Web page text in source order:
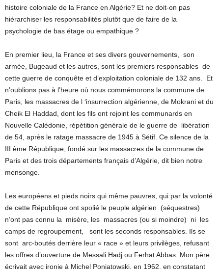
histoire coloniale de la France en Algérie? Et ne doit-on pas
hiérarchiser les responsabilités plutôt que de faire de la
psychologie de bas étage ou empathique ?
En premier lieu, la France et ses divers gouvernements, son
armée, Bugeaud et les autres, sont les premiers responsables de
cette guerre de conquête et d’exploitation coloniale de 132 ans. Et
n’oublions pas à l’heure où nous commémorons la commune de
Paris, les massacres de l ‘insurrection algérienne, de Mokrani et du
Cheik El Haddad, dont les fils ont rejoint les communards en
Nouvelle Calédonie, répétition générale de le guerre de libération
de 54, après le ratage massacre de 1945 à Sétif. Ce silence de la
III ème République, fondé sur les massacres de la commune de
Paris et des trois départements français d’Algérie, dit bien notre
mensonge.
Les européens et pieds noirs qui même pauvres, qui par la volonté
de cette République ont spolié le peuple algérien (séquestres)
n’ont pas connu la misère, les massacres (ou si moindre) ni les
camps de regroupement, sont les seconds responsables. Ils se
sont arc-boutés derrière leur « race » et leurs privilèges, refusant
les offres d’ouverture de Messali Hadj ou Ferhat Abbas. Mon père
écrivait avec ironie à Michel Poniatowski, en 1962, en constatant